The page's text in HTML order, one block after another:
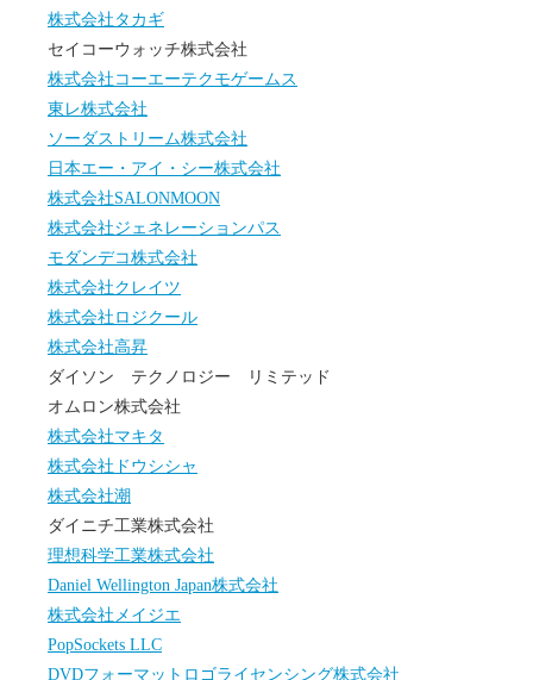
株式会社タカギ
セイコーウォッチ株式会社
株式会社コーエーテクモゲームス
東レ株式会社
ソーダストリーム株式会社
日本エー・アイ・シー株式会社
株式会社SALONMOON
株式会社ジェネレーションパス
モダンデコ株式会社
株式会社クレイツ
株式会社ロジクール
株式会社高昇
ダイソン テクノロジー リミテッド
オムロン株式会社
株式会社マキタ
株式会社ドウシシャ
株式会社潮
ダイニチ工業株式会社
理想科学工業株式会社
Daniel Wellington Japan株式会社
株式会社メイジエ
PopSockets LLC
DVDフォーマットロゴライセンシング株式会社